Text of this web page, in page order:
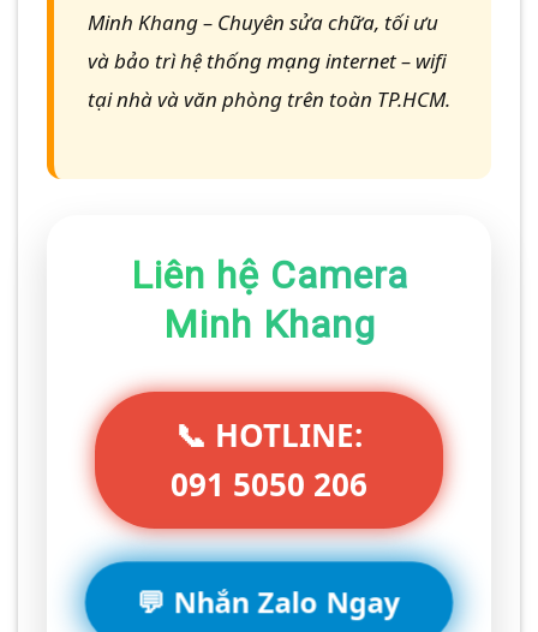
Minh Khang – Chuyên sửa chữa, tối ưu
và bảo trì hệ thống mạng internet – wifi
tại nhà và văn phòng trên toàn TP.HCM.
Liên hệ Camera
Minh Khang
📞 HOTLINE:
091 5050 206
💬 Nhắn Zalo Ngay